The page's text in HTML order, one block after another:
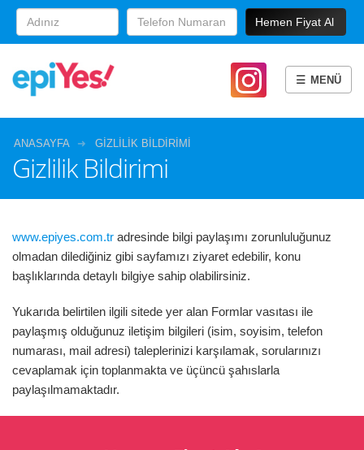
☰
ANASAYFA GIZLILIK BILDIRIMI
Gizlilik Bildirimi
www.epiyes.com.tr adresinde bilgi paylaşımı zorunluluğunuz
olmadan dilediğiniz gibi sayfamızı ziyaret edebilir, konu
başlıklarında detaylı bilgiye sahip olabilirsiniz.
Yukarıda belirtilen ilgili sitede yer alan Formlar vasıtası ile
paylaşmış olduğunuz iletişim bilgileri (isim, soyisim, telefon
numarası, mail adresi) taleplerinizi karşılamak, sorularınızı
cevaplamak için toplanmakta ve üçüncü şahıslarla
paylaşılmamaktadır.